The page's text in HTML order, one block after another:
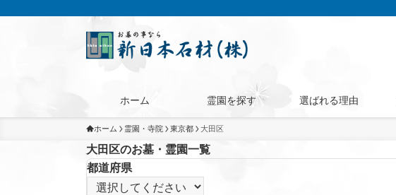
ホーム 霊園を探す 選ばれる理由
ホーム 霊園・寺院 東京都 大田区
大田区のお墓・霊園一覧
都道府県